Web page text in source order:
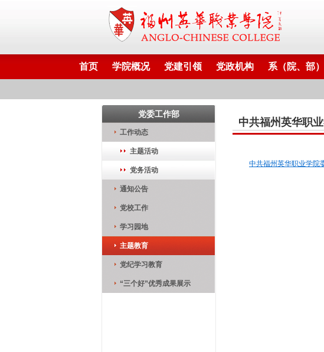
首页 学院概况 党建引领 党政机构 系（院、部）
党委工作部
工作动态
主题活动
党务活动
通知公告
党校工作
学习园地
主题教育
党纪学习教育
“三个好”优秀成果展示
中共福州英华职
中共福州英华职业学院